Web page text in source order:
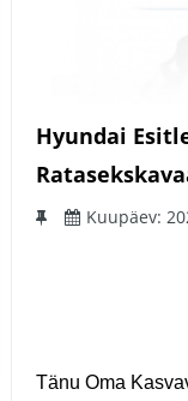
Hyundai
Kuupäev:
Tänu Oma